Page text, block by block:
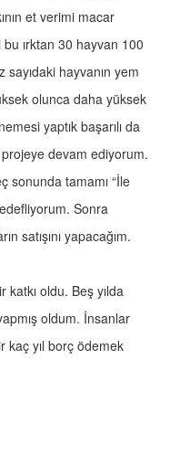
et verimi macar
ırktan 30 hayvan 100
hayvanın yem
olunca daha yüksek
yaptık başarılı da
devam ediyorum.
sonunda tamamı “İle
Sonra
satışını yapacağım.
oldu. Beş yılda
oldum. İnsanlar
kaç yıl borç ödemek